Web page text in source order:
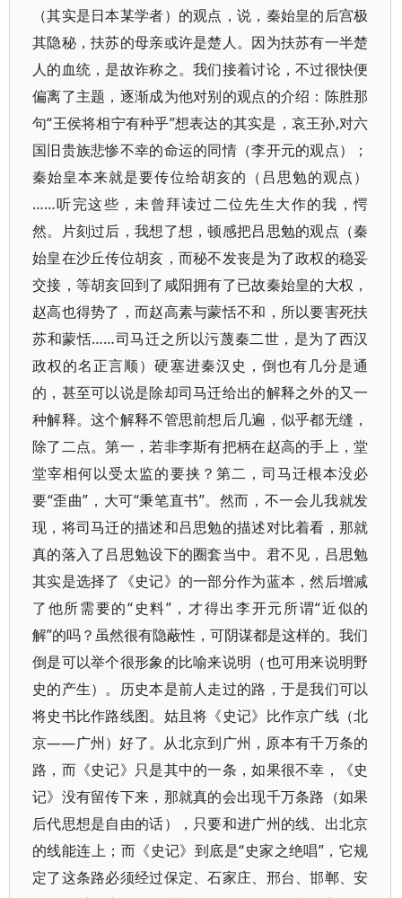
（其实是日本某学者）的观点，说，秦始皇的后宫极
其隐秘，扶苏的母亲或许是楚人。因为扶苏有一半楚
人的血统，是故诈称之。我们接着讨论，不过很快便
偏离了主题，逐渐成为他对别的观点的介绍：陈胜那
句“王侯将相宁有种乎”想表达的其实是，哀王孙,对六
国旧贵族悲惨不幸的命运的同情（李开元的观点）；
秦始皇本来就是要传位给胡亥的（吕思勉的观点）
……听完这些，未曾拜读过二位先生大作的我，愕
然。片刻过后，我想了想，顿感把吕思勉的观点（秦
始皇在沙丘传位胡亥，而秘不发丧是为了政权的稳妥
交接，等胡亥回到了咸阳拥有了已故秦始皇的大权，
赵高也得势了，而赵高素与蒙恬不和，所以要害死扶
苏和蒙恬……司马迁之所以污蔑秦二世，是为了西汉
政权的名正言顺）硬塞进秦汉史，倒也有几分是通
的，甚至可以说是除却司马迁给出的解释之外的又一
种解释。这个解释不管思前想后几遍，似乎都无缝，
除了二点。第一，若非李斯有把柄在赵高的手上，堂
堂宰相何以受太监的要挟？第二，司马迁根本没必
要“歪曲”，大可“秉笔直书”。然而，不一会儿我就发
现，将司马迁的描述和吕思勉的描述对比着看，那就
真的落入了吕思勉设下的圈套当中。君不见，吕思勉
其实是选择了《史记》的一部分作为蓝本，然后增减
了他所需要的“史料”，才得出李开元所谓“近似的
解”的吗？虽然很有隐蔽性，可阴谋都是这样的。我们
倒是可以举个很形象的比喻来说明（也可用来说明野
史的产生）。历史本是前人走过的路，于是我们可以
将史书比作路线图。姑且将《史记》比作京广线（北
京——广州）好了。从北京到广州，原本有千万条的
路，而《史记》只是其中的一条，如果很不幸，《史
记》没有留传下来，那就真的会出现千万条路（如果
后代思想是自由的话），只要和进广州的线、出北京
的线能连上；而《史记》到底是“史家之绝唱”，它规
定了这条路必须经过保定、石家庄、邢台、邯郸、安